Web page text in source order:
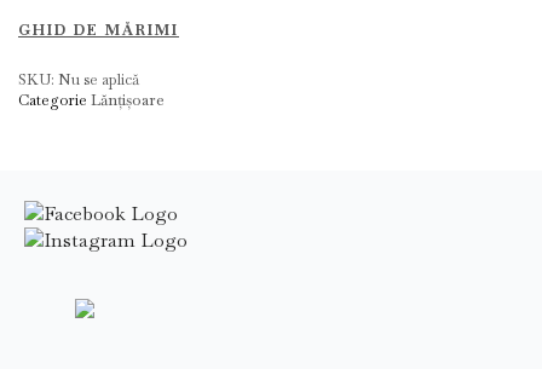
GHID DE MĂRIMI
SKU: Nu se aplică
Categorie Lănțișoare